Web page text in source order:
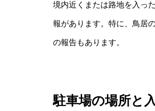
境内近くまたは路地を入っ
報があります。特に、鳥居
の報告もあります。
駐車場の場所と